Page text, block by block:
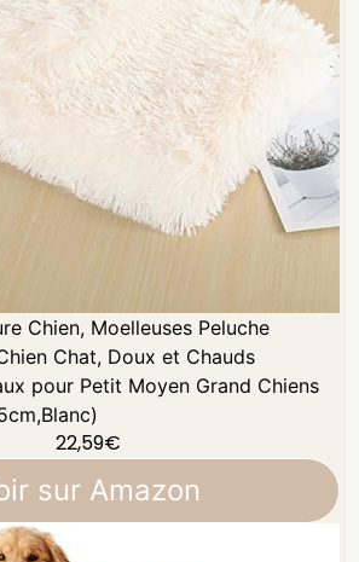
Chien, Moelleuses Peluche
Chat, Doux et Chauds
pour Petit Moyen Grand Chiens
22,59€
sur Amazon